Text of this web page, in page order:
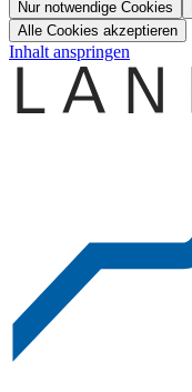
Nur notwendige Cookies
Alle Cookies akzeptieren
Inhalt anspringen